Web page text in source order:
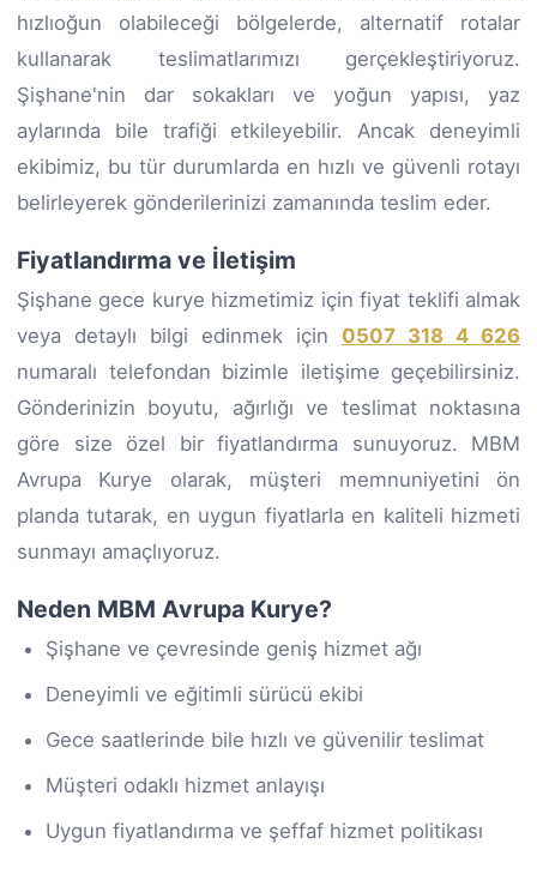
hızlıoğun olabileceği bölgelerde, alternatif rotalar
kullanarak teslimatlarımızı gerçekleştiriyoruz.
Şişhane'nin dar sokakları ve yoğun yapısı, yaz
aylarında bile trafiği etkileyebilir. Ancak deneyimli
ekibimiz, bu tür durumlarda en hızlı ve güvenli rotayı
belirleyerek gönderilerinizi zamanında teslim eder.
Fiyatlandırma ve İletişim
Şişhane gece kurye hizmetimiz için fiyat teklifi almak
veya detaylı bilgi edinmek için 0507 318 4 626
numaralı telefondan bizimle iletişime geçebilirsiniz.
Gönderinizin boyutu, ağırlığı ve teslimat noktasına
göre size özel bir fiyatlandırma sunuyoruz. MBM
Avrupa Kurye olarak, müşteri memnuniyetini ön
planda tutarak, en uygun fiyatlarla en kaliteli hizmeti
sunmayı amaçlıyoruz.
Neden MBM Avrupa Kurye?
Şişhane ve çevresinde geniş hizmet ağı
Deneyimli ve eğitimli sürücü ekibi
Gece saatlerinde bile hızlı ve güvenilir teslimat
Müşteri odaklı hizmet anlayışı
Uygun fiyatlandırma ve şeffaf hizmet politikası